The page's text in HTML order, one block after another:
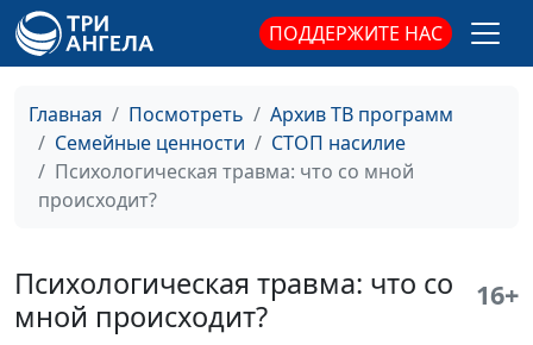
ПОДДЕРЖИТЕ НАС
Главная Посмотреть
Архив ТВ программ
Семейные ценности
СТОП насилие
Психологическая травма: что со мной
происходит?
Психологическая травма: что со
мной происходит?
16+
вернуть?
консультант по семейным
взаимоотношениям
травма: каковы
последствия
священнослужитель,
консультант по семейным
взаимоотношениям
психологическую
травму?
консультант по семейным
взаимоотношениям